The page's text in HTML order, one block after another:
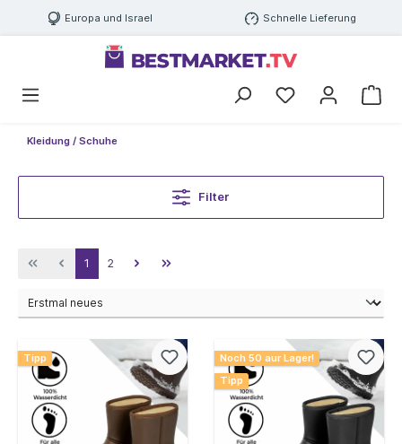
Europa und Israel Schnelle Lieferung
Kleidung / Schuhe
Filter
1 2
Tipp
Noch 50 aur Lager!
Tipp